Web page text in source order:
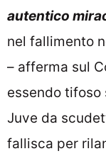
autentico
nel fallimento
– afferma sul
essendo tifoso
Juve da
fallisca per